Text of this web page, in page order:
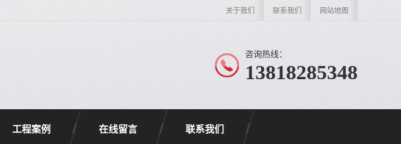
关于我们 联系我们 网站地图
咨询热线：
13818285348
工程案例 在线留言 联系我们